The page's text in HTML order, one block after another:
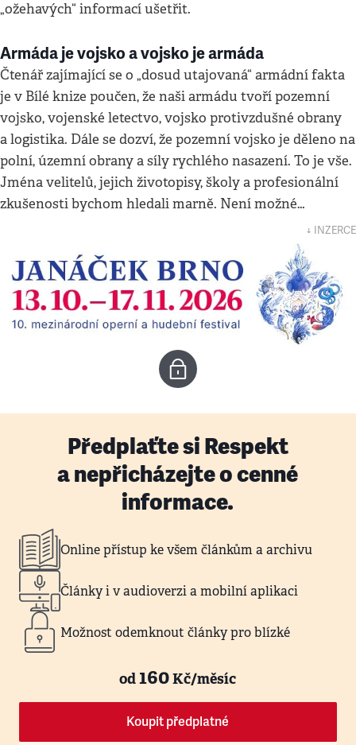
„ožehavých“ informací ušetřit.
Armáda je vojsko a vojsko je armáda
Čtenář zajímající se o „dosud utajovaná“ armádní fakta
je v Bílé knize poučen, že naši armádu tvoří pozemní
vojsko, vojenské letectvo, vojsko protivzdušné obrany
a logistika. Dále se dozví, že pozemní vojsko je děleno na
polní, územní obrany a síly rychlého nasazení. To je vše.
Jména velitelů, jejich životopisy, školy a profesionální
zkušenosti bychom hledali marně. Není možné…
↓ INZERCE
Předplaťte si Respekt
a nepřicházejte o cenné
informace.
Online přístup ke všem článkům a archivu
Články i v audioverzi a mobilní aplikaci
Možnost odemknout články pro blízké
od160Kč/měsíc
Koupit předplatné